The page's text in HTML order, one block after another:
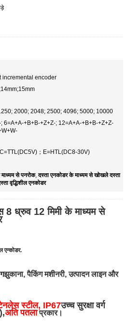
incremental encoder
2000; 2048; 2500; 4096; 5000; 10000
6=A+A-+B+B-+Z+Z-; 12=A+A-+B+B-+Z+Z-
；E=HTL(DC8-30V)
से पनरोक,दस्ता एनकोडर के माध्यम से खोखले दस्ता
वृद्धिशील एनकोडर
8 ध्रुव 12 मिमी के माध्यम से
एन्कोडर.
झुकाना, पैकिंग मशीनरी, उत्पादन लाइन और
स्टील, IP67उच्च सुरक्षा वर्ग
अति पतला प्रकार।